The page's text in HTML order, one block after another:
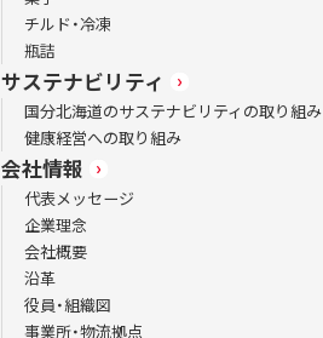
チルド・冷凍
瓶詰
サステナビリティ
国分北海道のサステナビリティの取り組み
健康経営への取り組み
会社情報
代表メッセージ
企業理念
会社概要
沿革
役員・組織図
事業所・物流拠点